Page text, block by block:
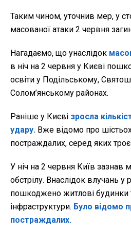
Таким чином, уточнив мер, у
масованої атаки 2 червня
Нагадаємо, що унаслідок
в ніч на 2 червня у Києві
освіти у Подільському,
Солом’янському районах.
Раніше у Києві зросла
удару. Вже відомо про
постраждалих, серед яких троє
У ніч на 2 червня Київ зазнав
обстрілу. Внаслідок влучань у
пошкоджено житлові будинки
інфраструктури. Було відомо
постраждалих.